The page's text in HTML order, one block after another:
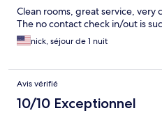
Clean rooms, great service,
The no contact check in/out is
nick, séjour de 1 nuit
Avis vérifié
10/10 Exceptionnel